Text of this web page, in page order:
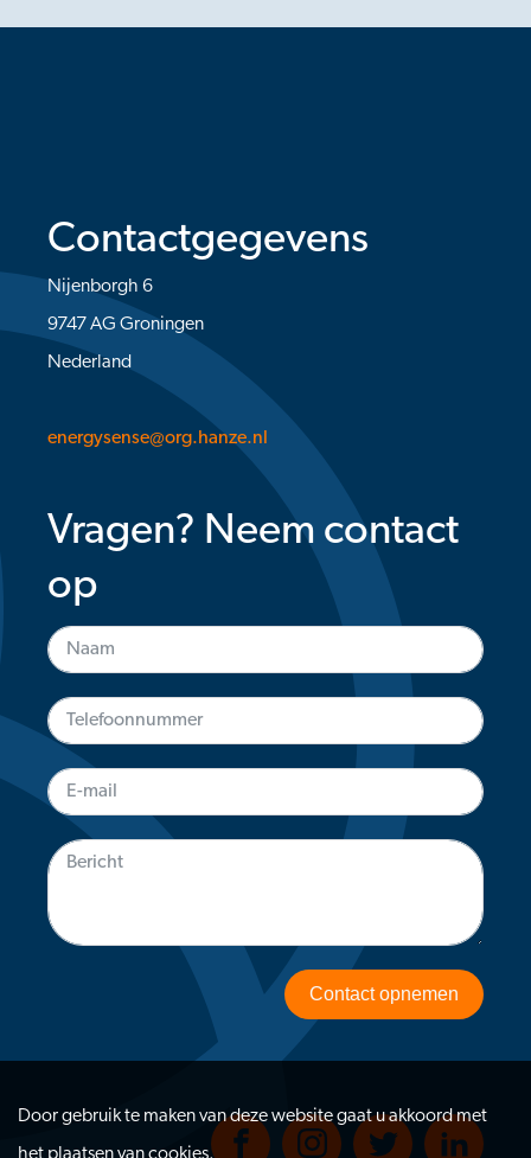
Contactgegevens
Nijenborgh 6
9747 AG Groningen
Nederland
energysense@org.hanze.nl
Vragen? Neem contact
op
Contact opnemen
Door gebruik te maken van deze website gaat u akkoord met